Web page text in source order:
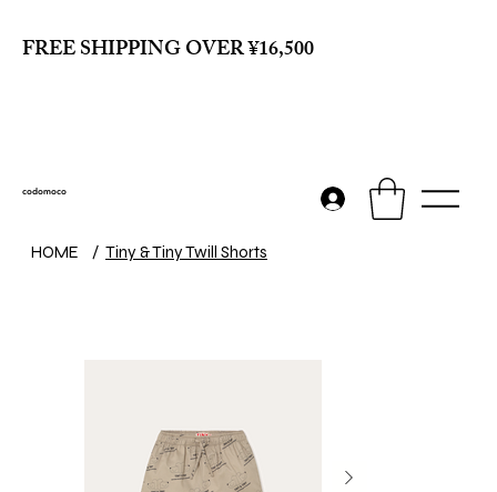
FREE SHIPPING OVER ¥16,500
codomoco
HOME / Tiny & Tiny Twill Shorts